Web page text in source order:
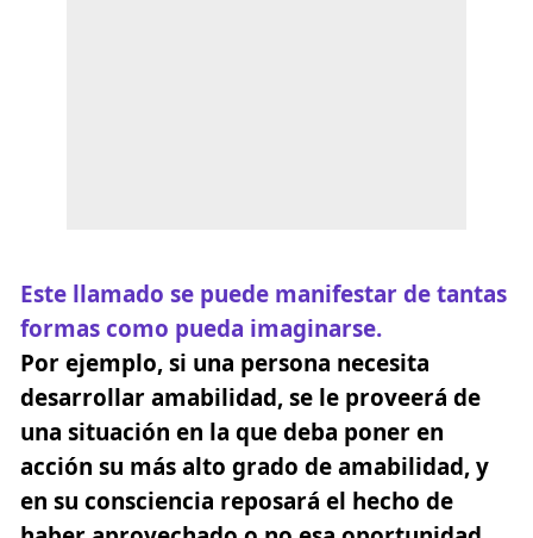
Este llamado se puede manifestar de tantas
formas como pueda imaginarse.
Por ejemplo, si una persona necesita
desarrollar amabilidad, se le proveerá de
una situación en la que deba poner en
acción su más alto grado de amabilidad, y
en su consciencia reposará el hecho de